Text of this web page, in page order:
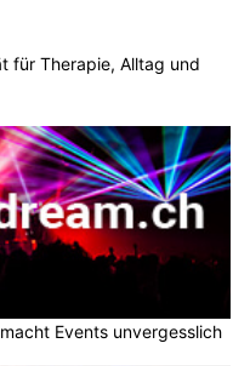
für Therapie, Alltag und
Events unvergesslich